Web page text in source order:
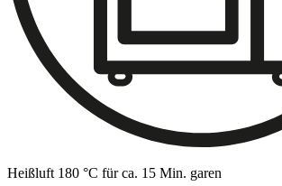
Heißluft 180 °C für ca. 15 Min. garen